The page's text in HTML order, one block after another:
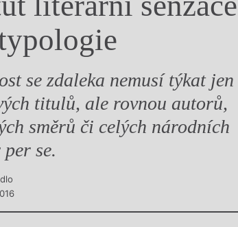
se zdaleka nemusí týkat jen
titulů, ale rovnou autorů,
směrů či celých národních
se.